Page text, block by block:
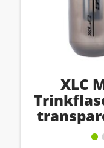
XLC